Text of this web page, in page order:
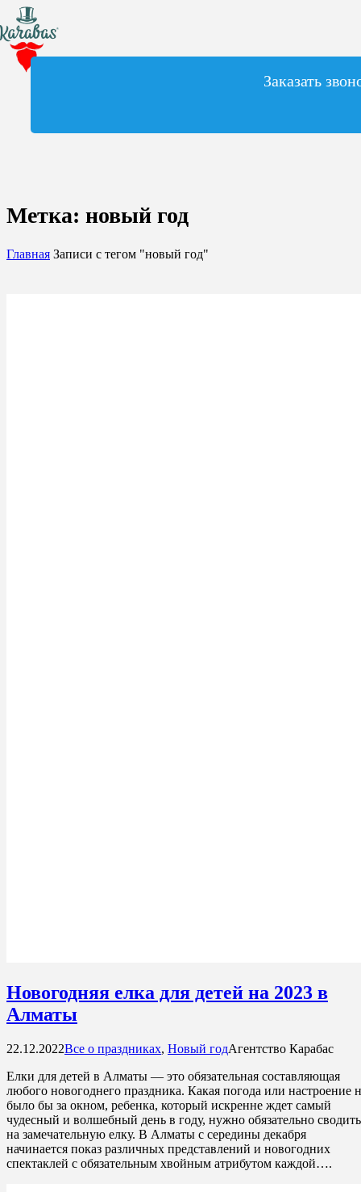
Заказать
Метка: новый год
Главная Записи с тегом "новый год"
Новогодняя елка для детей на 2023 в
Алматы
22.12.2022Все о праздниках, Новый годАгентство Карабас
Елки для детей в Алматы — это обязательная составляющая
любого новогоднего праздника. Какая погода или настроение
было бы за окном, ребенка, который искренне ждет самый
чудесный и волшебный день в году, нужно обязательно сводить
на замечательную елку. В Алматы с середины декабря
начинается показ различных представлений и новогодних
спектаклей с обязательным хвойным атрибутом каждой….